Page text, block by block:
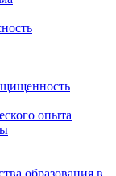
опыта
образования в